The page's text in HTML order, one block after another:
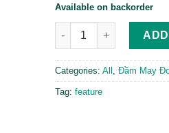
Available on backorder
Champagne - Linen đỏ
Categories: All Đầm May
Tag: feature